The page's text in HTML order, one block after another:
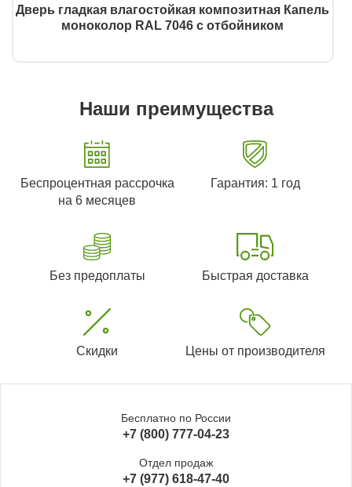
Дверь гладкая влагостойкая композитная Капель
моноколор RAL 7046 с отбойником
Наши преимущества
Беспроцентная рассрочка
на 6 месяцев
Гарантия: 1 год
Без предоплаты Быстрая доставка
Скидки Цены от производителя
Бесплатно по России
+7 (800) 777-04-23
Отдел продаж
+7 (977) 618-47-40